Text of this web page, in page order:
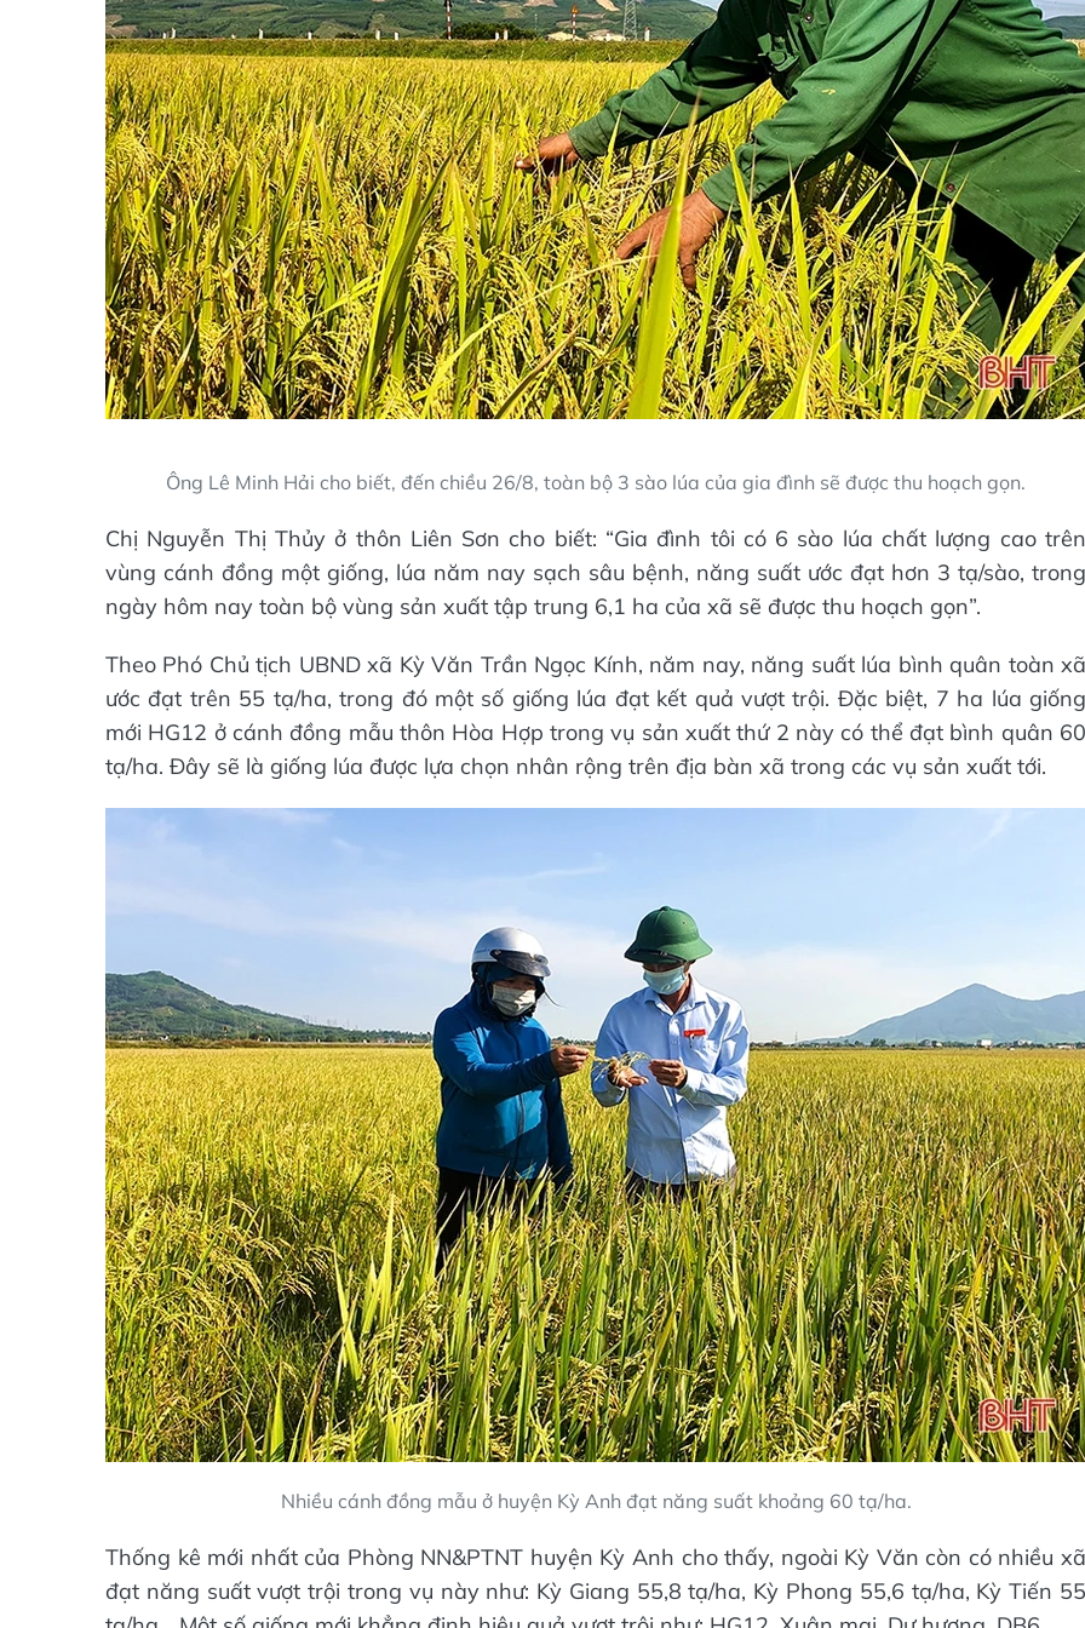
Ông Lê Minh Hải cho biết, đến chiều 26/8, toàn bộ 3 sào lúa của gia đình sẽ được thu hoạch gọn.
Chị Nguyễn Thị Thủy ở thôn Liên Sơn cho biết: “Gia đình tôi có 6 sào lúa chất lượng cao trên
vùng cánh đồng một giống, lúa năm nay sạch sâu bệnh, năng suất ước đạt hơn 3 tạ/sào, trong
ngày hôm nay toàn bộ vùng sản xuất tập trung 6,1 ha của xã sẽ được thu hoạch gọn”.
Theo Phó Chủ tịch UBND xã Kỳ Văn Trần Ngọc Kính, năm nay, năng suất lúa bình quân toàn xã
ước đạt trên 55 tạ/ha, trong đó một số giống lúa đạt kết quả vượt trội. Đặc biệt, 7 ha lúa giống
mới HG12 ở cánh đồng mẫu thôn Hòa Hợp trong vụ sản xuất thứ 2 này có thể đạt bình quân 60
tạ/ha. Đây sẽ là giống lúa được lựa chọn nhân rộng trên địa bàn xã trong các vụ sản xuất tới.
Nhiều cánh đồng mẫu ở huyện Kỳ Anh đạt năng suất khoảng 60 tạ/ha.
Thống kê mới nhất của Phòng NN&PTNT huyện Kỳ Anh cho thấy, ngoài Kỳ Văn còn có nhiều xã
đạt năng suất vượt trội trong vụ này như: Kỳ Giang 55,8 tạ/ha, Kỳ Phong 55,6 tạ/ha, Kỳ Tiến 55